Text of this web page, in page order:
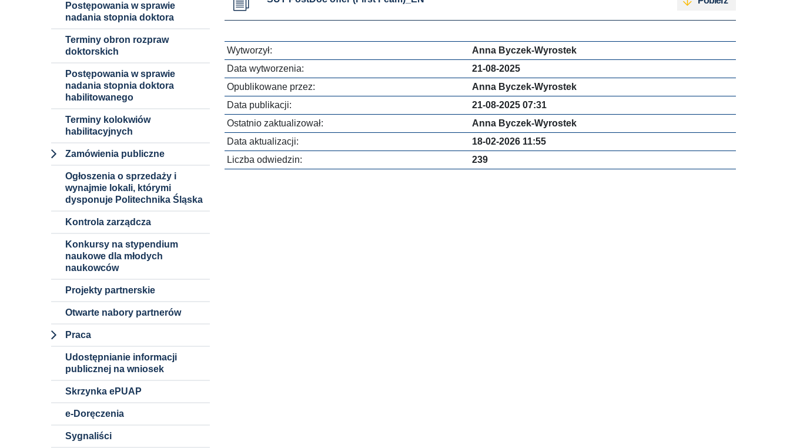
Postępowania w sprawie
nadania stopnia doktora
Terminy obron rozpraw
doktorskich
Postępowania w sprawie
nadania stopnia doktora
habilitowanego
Terminy kolokwiów
habilitacyjnych
Zamówienia publiczne
Dokumenty i
informacje
niepodlegające
ustawie pzp
konsultacje
wartości
Ogłoszenia o sprzedaży i
wynajmie lokali, którymi
dysponuje Politechnika Śląska
Kontrola zarządcza
Konkursy na stypendium
naukowe dla młodych
naukowców
Projekty partnerskie
Otwarte nabory partnerów
Praca
Dokumenty i
informacje o
akademiccy
Pracownicy
Udostępnianie informacji
publicznej na wniosek
Skrzynka ePUAP
e-Doręczenia
Sygnaliści
Wytworzył:
Anna Byczek-Wyrostek
Data wytworzenia:
21-08-2025
Opublikowane przez:
Anna Byczek-Wyrostek
Data publikacji:
21-08-2025 07:31
Ostatnio zaktualizował:
Anna Byczek-Wyrostek
Data aktualizacji:
18-02-2026 11:55
Liczba odwiedzin:
239